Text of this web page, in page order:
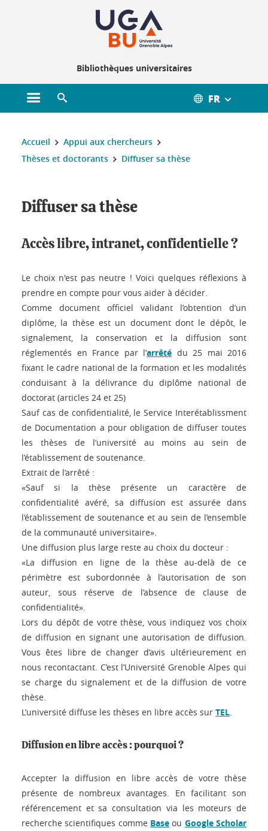
Bibliothèques universitaires
Ouvrir le menu principal FR
Vous êtes ici :
Accueil
Appui aux chercheurs
Thèses et doctorants
Diffuser sa thèse
Diffuser sa thèse
Accès libre, intranet, confidentielle ?
Le choix n'est pas neutre ! Voici quelques réflexions à
prendre en compte pour vous aider à décider.
Comme document officiel validant l’obtention d’un
diplôme, la thèse est un document dont le dépôt, le
signalement, la conservation et la diffusion sont
réglementés en France par l’arrêté du 25 mai 2016
fixant le cadre national de la formation et les modalités
conduisant à la délivrance du diplôme national de
doctorat (articles 24 et 25)
Sauf cas de confidentialité, le Service Interétablissment
de Documentation a pour obligation de diffuser toutes
les thèses de l’université au moins au sein de
l’établissement de soutenance.
Extrait de l’arrêté :
«Sauf si la thèse présente un caractère de
confidentialité avéré, sa diffusion est assurée dans
l’établissement de soutenance et au sein de l’ensemble
de la communauté universitaire».
Une diffusion plus large reste au choix du docteur :
«La diffusion en ligne de la thèse au-delà de ce
périmètre est subordonnée à l’autorisation de son
auteur, sous réserve de l’absence de clause de
confidentialité».
Lors du dépôt de votre thèse, vous indiquez vos choix
de diffusion en signant une autorisation de diffusion.
Vous êtes libre de changer d’avis ultérieurement en
nous recontactant. C’est l’Université Grenoble Alpes qui
se charge du signalement et de la diffusion de votre
thèse.
L’université diffuse les thèses en libre accès sur TEL.
Diffusion en libre accès : pourquoi ?
Accepter la diffusion en libre accès de votre thèse
présente de nombreux avantages. En facilitant son
référencement et sa consultation via les moteurs de
recherche scientifiques comme Base ou Google Scholar